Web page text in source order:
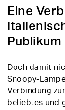
Eine
Publikum
Doch damit
Snoopy-
Verbindung
beliebtes und